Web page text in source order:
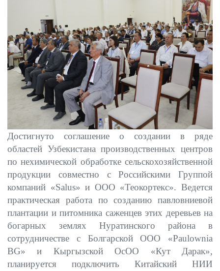
Достигнуто соглашение о создании в ряде
областей Узбекистана производственных центров
по нехимической обработке сельскохозяйственной
продукции совместно с Российскими Группой
компаний «Salus» и ООО «Теокортекс». Ведется
практическая работа по созданию павловниевой
плантации и питомника саженцев этих деревьев на
богарных землях Нуратинского района в
сотрудничестве с Болгарской ООО «Paulownia
BG» и Кыргызской ОсОО «Кут Дарак»,
планируется подключить Китайский НИИ